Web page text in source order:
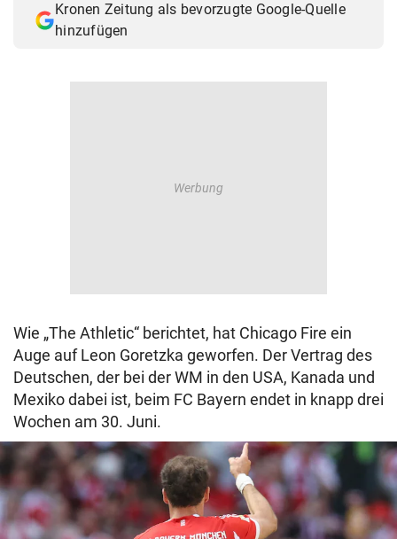
Kronen Zeitung als bevorzugte Google-Quelle
hinzufügen
Wie „The Athletic“ berichtet, hat Chicago Fire ein
Auge auf Leon Goretzka geworfen. Der Vertrag des
Deutschen, der bei der WM in den USA, Kanada und
Mexiko dabei ist, beim FC Bayern endet in knapp drei
Wochen am 30. Juni.